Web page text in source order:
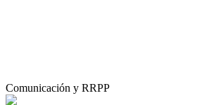
Comunicación y RRPP